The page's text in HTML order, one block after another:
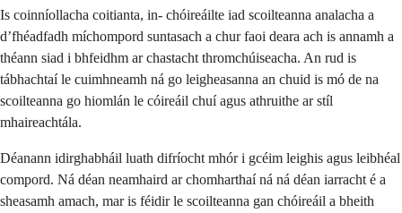
Is coinníollacha coitianta, in- chóireáilte iad scoilteanna analacha a
d’fhéadfadh míchompord suntasach a chur faoi deara ach is annamh a
théann siad i bhfeidhm ar chastacht thromchúiseacha. An rud is
tábhachtaí le cuimhneamh ná go leigheasanna an chuid is mó de na
scoilteanna go hiomlán le cóireáil chuí agus athruithe ar stíl
mhaireachtála.
Déanann idirghabháil luath difríocht mhór i gcéim leighis agus leibhéal
compord. Ná déan neamhaird ar chomharthaí ná ná déan iarracht é a
sheasamh amach, mar is féidir le scoilteanna gan chóireáil a bheith